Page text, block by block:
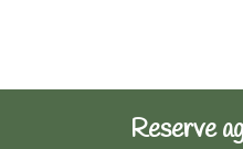
Reserve